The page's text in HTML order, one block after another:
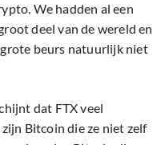
We hadden al een
deel van de wereld en
beurs natuurlijk niet
dat FTX veel
Bitcoin die ze niet zelf